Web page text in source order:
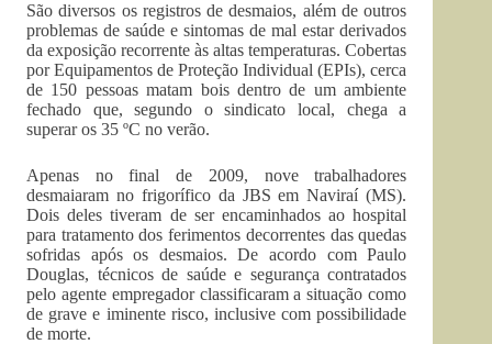
São diversos os registros de desmaios, além de outros
problemas de saúde e sintomas de mal estar derivados
da exposição recorrente às altas temperaturas. Cobertas
por Equipamentos de Proteção Individual (EPIs), cerca
de 150 pessoas matam bois dentro de um ambiente
fechado que, segundo o sindicato local, chega a
superar os 35 ºC no verão.
Apenas no final de 2009, nove trabalhadores
desmaiaram no frigorífico da JBS em Naviraí (MS).
Dois deles tiveram de ser encaminhados ao hospital
para tratamento dos ferimentos decorrentes das quedas
sofridas após os desmaios. De acordo com Paulo
Douglas, técnicos de saúde e segurança contratados
pelo agente empregador classificaram a situação como
de grave e iminente risco, inclusive com possibilidade
de morte.